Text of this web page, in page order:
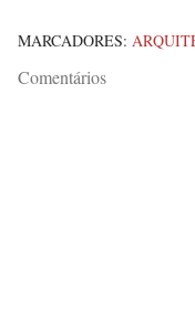
MARCADORES:
Comentários